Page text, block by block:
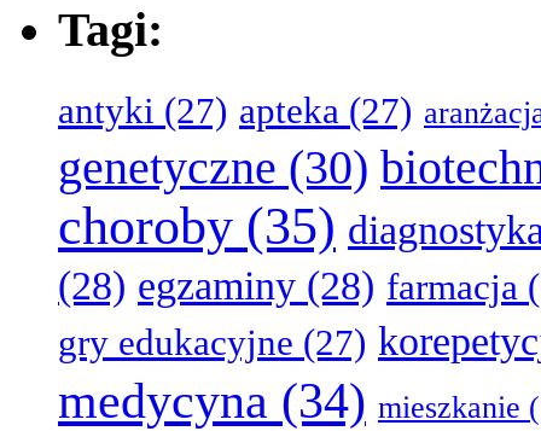
Tagi:
antyki (27) apteka (27)
genetyczne (30)
choroby (35)
(28) egzaminy (28) farmacja
gry edukacyjne (27)
medycyna (34) mieszkanie